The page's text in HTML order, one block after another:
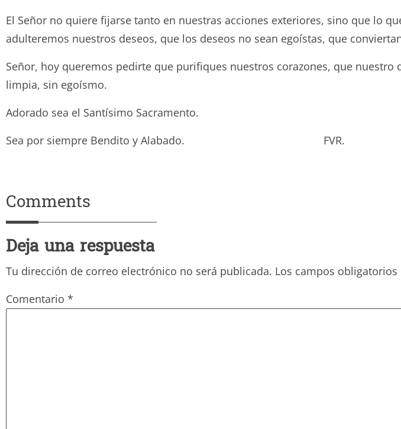
El Señor no quiere fijarse tanto en nuestras acciones exteriores, sino que lo
adulteremos nuestros deseos, que los deseos no sean egoístas, que
Señor, hoy queremos pedirte que purifiques nuestros corazones, que
limpia, sin egoísmo.
Adorado sea el Santísimo Sacramento.
Sea por siempre Bendito y Alabado. FVR.
Comments
Deja una respuesta
Tu dirección de correo electrónico no será publicada. Los campos
Comentario *